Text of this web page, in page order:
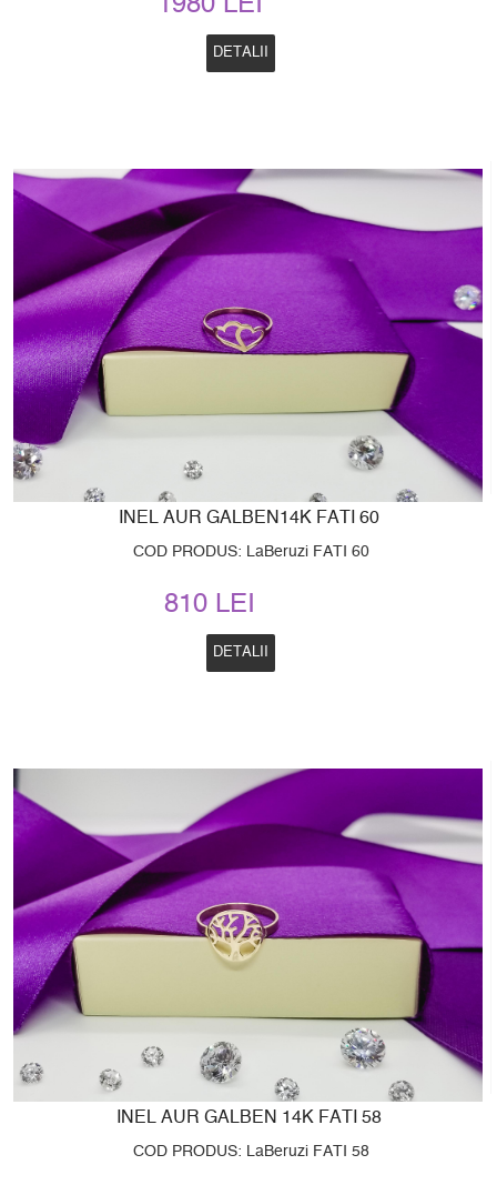
DETALII
INEL AUR GALBEN14K FATI 60
COD PRODUS: LaBeruzi FATI 60
810 LEI
DETALII
INEL AUR GALBEN 14K FATI 58
COD PRODUS: LaBeruzi FATI 58